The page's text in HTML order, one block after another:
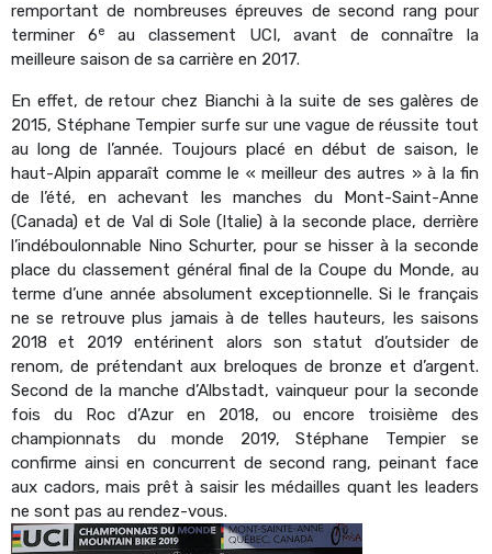
remportant de nombreuses épreuves de second rang pour
terminer 6e
au classement UCI, avant de connaître la
meilleure saison de sa carrière en 2017.
En effet, de retour chez Bianchi à la suite de ses galères de
2015, Stéphane Tempier surfe sur une vague de réussite tout
au long de l’année. Toujours placé en début de saison, le
haut-Alpin apparaît comme le « meilleur des autres » à la fin
de l’été, en achevant les manches du Mont-Saint-Anne
(Canada) et de Val di Sole (Italie) à la seconde place, derrière
l’indéboulonnable Nino Schurter, pour se hisser à la seconde
place du classement général final de la Coupe du Monde, au
terme d’une année absolument exceptionnelle. Si le français
ne se retrouve plus jamais à de telles hauteurs, les saisons
2018 et 2019 entérinent alors son statut d’outsider de
renom, de prétendant aux breloques de bronze et d’argent.
Second de la manche d’Albstadt, vainqueur pour la seconde
fois du Roc d’Azur en 2018, ou encore troisième des
championnats du monde 2019, Stéphane Tempier se
confirme ainsi en concurrent de second rang, peinant face
aux cadors, mais prêt à saisir les médailles quant les leaders
ne sont pas au rendez-vous.